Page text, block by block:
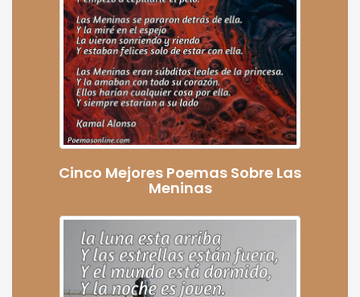
Cinco Mejores Poemas Sobre Las
Meninas